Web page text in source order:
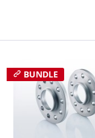
BUNDLE